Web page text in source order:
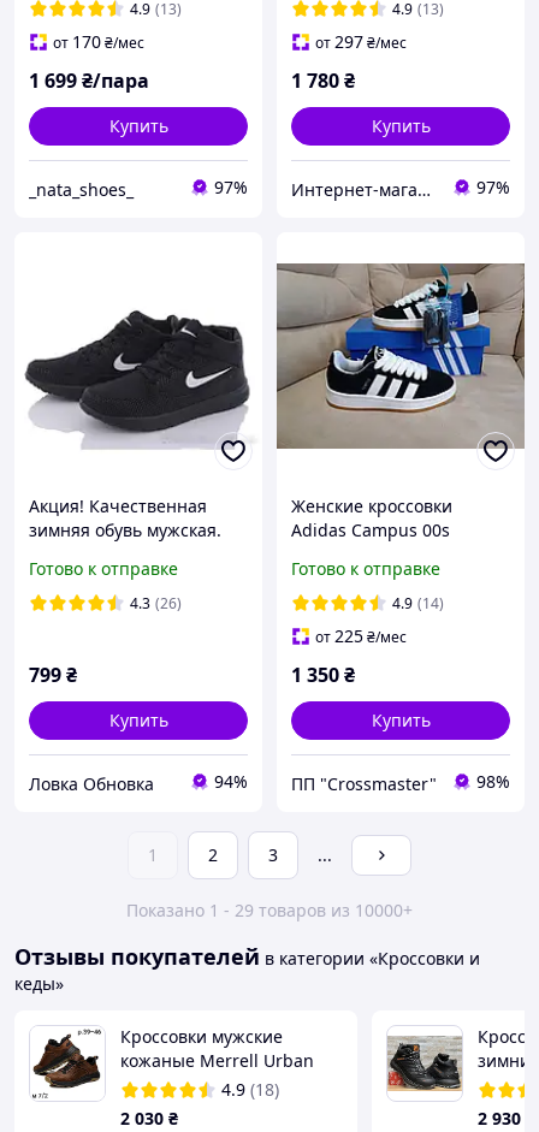
4.9 (13)
от 170₴/мес
1 699₴/пара
Купить
_nata_shoes_ 97%
4.9 (13)
от297₴/мес
1 780₴
Купить
Интернет-магазин «Step Master» 97%
Акция! Качественная
зимняя обувь мужская.
ботинки, кроссовки,
Готово к отправке
4.3 (26)
799₴
Купить
Ловка Обновка 94%
Женские кроссовки
Adidas Campus 00s
Готово к отправке
4.9 (14)
от225₴/мес
1 350₴
Купить
ПП "Crossmaster" 98%
1 2 3 ...
Показано 1 - 29 товаров из 10000+
Отзывы покупателей в категории «Кроссовки и
кеды»
Кроссовки мужские
кожаные Merrell Urban
Nubuck Brown
4.9 (18)
2 030 ₴ 2 930